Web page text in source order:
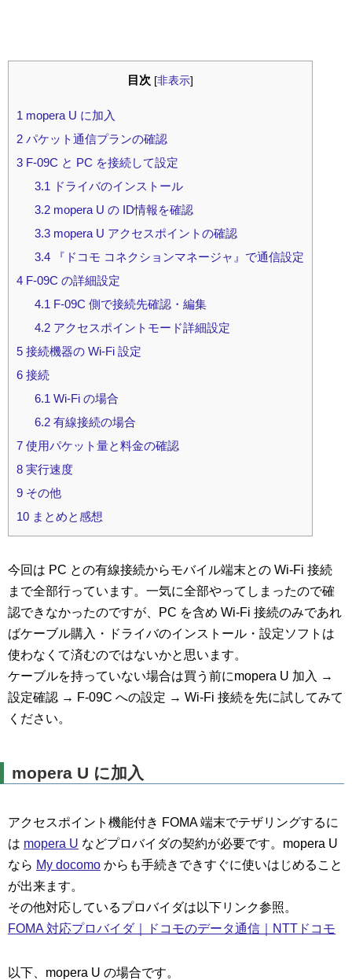
目次 [非表示]
1 mopera U に加入
2 パケット通信プランの確認
3 F-09C と PC を接続して設定
3.1 ドライバのインストール
3.2mopera U の ID情報を確認
3.3mopera U アクセスポイントの確認
3.4『ドコモ コネクションマネージャ』で通信設定
4 F-09C の詳細設定
4.1 F-09C 側で接続先確認・編集
4.2アクセスポイントモード詳細設定
5 接続機器の Wi-Fi 設定
6 接続
6.1 Wi-Fi の場合
6.2有線接続の場合
7 使用パケット量と料金の確認
8 実行速度
9 その他
10 まとめと感想
今回は PC との有線接続からモバイル端末との Wi-Fi 接続
まで全部行っています。一気に全部やってしまったので確
認できなかったのですが、PC を含め Wi-Fi 接続のみであれ
ばケーブル購入・ドライバのインストール・設定ソフトは
使わなくて済むのではないかと思います。
ケーブルを持っていない場合は買う前にmopera U 加入 →
設定確認 → F-09C への設定 → Wi-Fi 接続を先に試してみて
ください。
mopera U に加入
アクセスポイント機能付き FOMA 端末でテザリングするに
は mopera U などプロバイダの契約が必要です。mopera U
なら My docomo からも手続きできすぐに使いはじめること
が出来ます。
その他対応しているプロバイダは以下リンク参照。
FOMA 対応プロバイダ｜ドコモのデータ通信｜NTTドコモ
以下、mopera U の場合です。